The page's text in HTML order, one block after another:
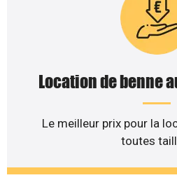
Location de benne
Le meilleur prix pour la
toutes